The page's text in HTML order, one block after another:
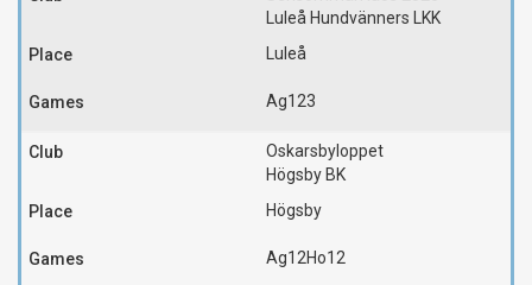
Luleå Hundvänners LKK
Luleå
Ag123
Oskarsbyloppet
Högsby BK
Högsby
Ag12Ho12